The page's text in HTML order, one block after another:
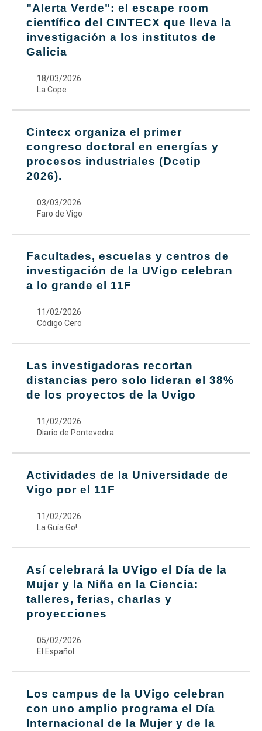
"Alerta Verde": el escape room
científico del CINTECX que lleva la
investigación a los institutos de
Galicia
18/03/2026
La Cope
Cintecx organiza el primer
congreso doctoral en energías y
procesos industriales (Dcetip
2026).
03/03/2026
Faro de Vigo
Facultades, escuelas y centros de
investigación de la UVigo celebran
a lo grande el 11F
11/02/2026
Código Cero
Las investigadoras recortan
distancias pero solo lideran el 38%
de los proyectos de la Uvigo
11/02/2026
Diario de Pontevedra
Actividades de la Universidade de
Vigo por el 11F
11/02/2026
La Guía Go!
Así celebrará la UVigo el Día de la
Mujer y la Niña en la Ciencia:
talleres, ferias, charlas y
proyecciones
05/02/2026
El Español
Los campus de la UVigo celebran
con uno amplio programa el Día
Internacional de la Mujer y de la